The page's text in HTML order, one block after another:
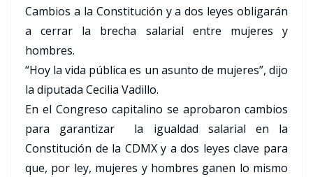
Cambios a la Constitución y a dos leyes obligarán
a cerrar la brecha salarial entre mujeres y
hombres.
“Hoy la vida pública es un asunto de mujeres”, dijo
la diputada Cecilia Vadillo.
En el Congreso capitalino se aprobaron cambios
para garantizar la igualdad salarial en la
Constitución de la CDMX y a dos leyes clave para
que, por ley, mujeres y hombres ganen lo mismo